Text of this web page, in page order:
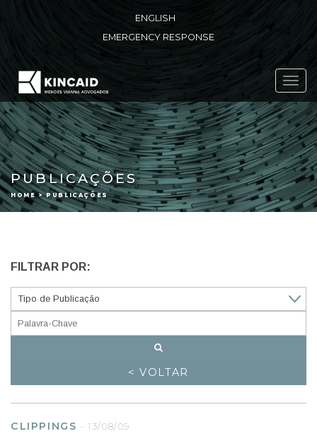
ENGLISH
EMERGENCY RESPONSE
PUBLICAÇÕES
HOME > PUBLICAÇÕES
FILTRAR POR:
< VOLTAR
CLIPPINGS -13/08/09